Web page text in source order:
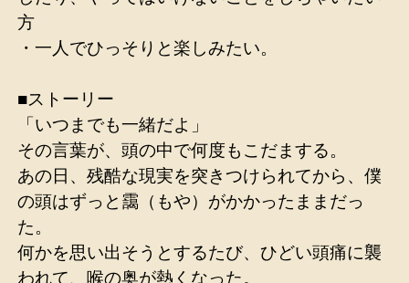
方
・一人でひっそりと楽しみたい。
■ストーリー
「いつまでも一緒だよ」
その言葉が、頭の中で何度もこだまする。
あの日、残酷な現実を突きつけられてから、僕
の頭はずっと靄（もや）がかかったままだっ
た。
何かを思い出そうとするたび、ひどい頭痛に襲
われて、喉の奥が熱くなった。